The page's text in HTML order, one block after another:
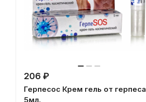
206 ₽
Герпесос Крем гель от
5мл.